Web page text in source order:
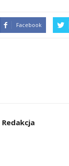
Facebook
Redakcja